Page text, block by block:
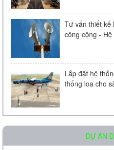
Loa âm trần KAC - 104 |
Liên hệ
Tư vấn thiết kế
công cộng -
Lắp đặt hệ
thống loa cho
DỰ ÁN